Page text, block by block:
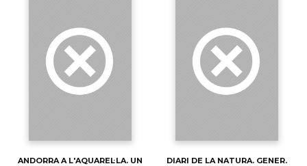
ANDORRA A L'AQUAREL·LA. UN
DIARI DE LA NATURA. GENER.